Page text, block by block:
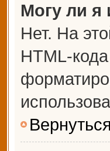
Могу ли я
Нет. На
HTML-